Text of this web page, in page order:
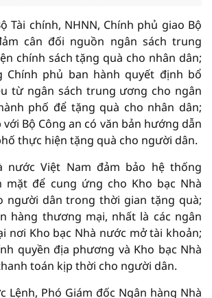
Tài chính, NHNN, Chính phủ giao Bộ
cân đối nguồn ngân sách trung
chính sách tặng quà cho nhân dân;
Chính phủ ban hành quyết định bổ
từ ngân sách trung ương cho ngân
phố để tặng quà cho nhân dân;
Bộ Công an có văn bản hướng dẫn
thực hiện tặng quà cho người dân.
nước Việt Nam đảm bảo hệ thống
mặt để cung ứng cho Kho bạc Nhà
người dân trong thời gian tặng quà;
hàng thương mại, nhất là các ngân
nơi Kho bạc Nhà nước mở tài khoản;
quyền địa phương và Kho bạc Nhà
toán kịp thời cho người dân.
Lệnh, Phó Giám đốc Ngân hàng Nhà